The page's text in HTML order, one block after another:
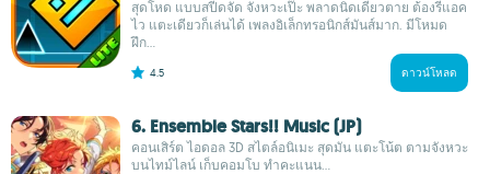
สุดโหด แบบสปีดจัด จังหวะเป๊ะ พลาดนิดเดียวตาย ต้องรีแอค
ไว แตะเดียวก็เล่นได้ เพลงอิเล็กทรอนิกส์มันส์มาก. มีโหมด
ฝึก...
4.5 ดาวน์โหลด
6. Ensemble Stars!! Music (JP)
คอนเสิร์ต ไอดอล 3D สไตล์อนิเมะ สุดมัน แตะโน้ต ตามจังหวะ
บนไทม์ไลน์ เก็บคอมโบ ทำคะแนน...